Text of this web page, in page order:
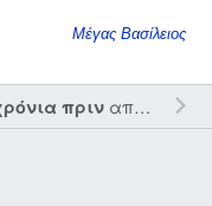
Μέγας Βασίλειος
πριναπό τον την